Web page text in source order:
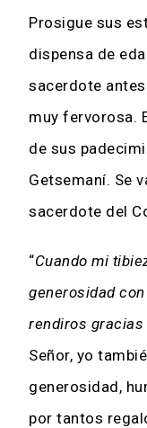
Prosigue sus
dispensa de
sacerdote
muy fervorosa.
de sus
Getsemaní. Se
sacerdote del
“Cuando mi
generosidad
rendiros gracias
Señor, yo
generosidad,
por tantos